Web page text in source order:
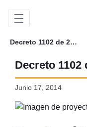
Decreto 1102 de 2014
Decreto 1102
Junio 17, 2014